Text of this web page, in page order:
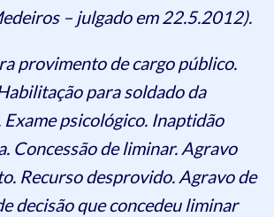
– julgado em 22.5.2012).
provimento de cargo público.
para soldado da
psicológico. Inaptidão
Concessão de liminar. Agravo
Recurso desprovido. Agravo de
decisão que concedeu liminar